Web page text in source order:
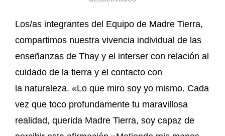
Los/as integrantes del Equipo de Madre Tierra,
compartimos nuestra vivencia individual de las
enseñanzas de Thay y el interser con relación al
cuidado de la tierra y el contacto con
la naturaleza. «Lo que miro soy yo mismo. Cada
vez que toco profundamente tu maravillosa
realidad, querida Madre Tierra, soy capaz de